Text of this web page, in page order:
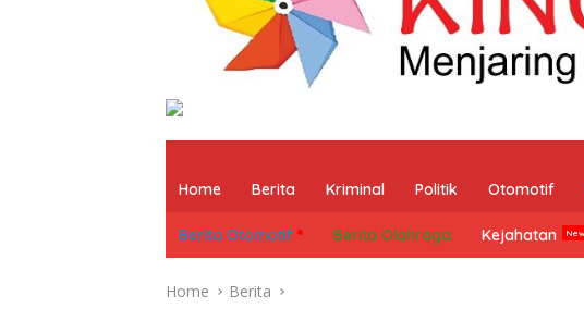
Home Berita Kriminal Politik Otomotif
Berita Otomotif Berita Olahraga Kejahatan
Home Berita